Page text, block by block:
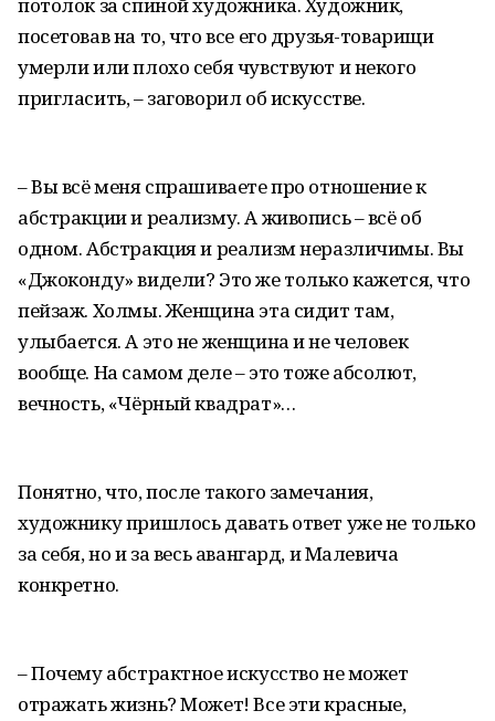
посетовав на то, что все его друзья-товарищи
умерли или плохо себя чувствуют и некого
пригласить, – заговорил об искусстве.
– Вы всё меня спрашиваете про отношение к
абстракции и реализму. А живопись – всё об
одном. Абстракция и реализм неразличимы. Вы
«Джоконду» видели? Это же только кажется, что
пейзаж. Холмы. Женщина эта сидит там,
улыбается. А это не женщина и не человек
вообще. На самом деле – это тоже абсолют,
вечность, «Чёрный квадрат»…
Понятно, что, после такого замечания,
художнику пришлось давать ответ уже не только
за себя, но и за весь авангард, и Малевича
конкретно.
– Почему абстрактное искусство не может
отражать жизнь? Может! Все эти красные,